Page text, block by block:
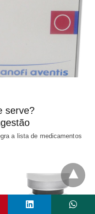
serve?
a lista de medicamentos